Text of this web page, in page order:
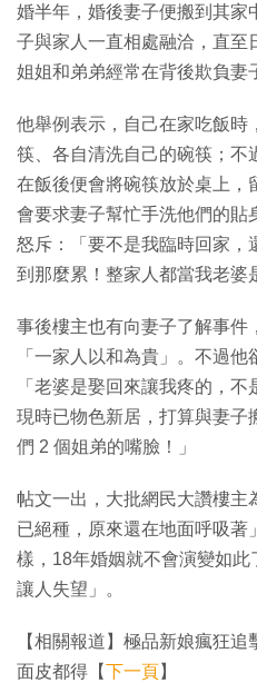
婚半年，婚後妻子便搬到其家
子與家人一直相處融洽，直至
姐姐和弟弟經常在背後欺負妻
他舉例表示，自己在家吃飯時
筷、各自清洗自己的碗筷；不
在飯後便會將碗筷放於桌上，
會要求妻子幫忙手洗他們的貼
怒斥：「要不是我臨時回家，
到那麼累！整家人都當我老婆
事後樓主也有向妻子了解事件
「一家人以和為貴」。不過
「老婆是娶回來讓我疼的，
現時已物色新居，打算與妻子
們 2 個姐弟的嘴臉！」
帖文一出，大批網民大讚樓主
已絕種，原來還在地面呼吸著
樣，18年婚姻就不會演變如
讓人失望」。
【相關報道】極品新娘瘋狂
面皮都得【下一頁】